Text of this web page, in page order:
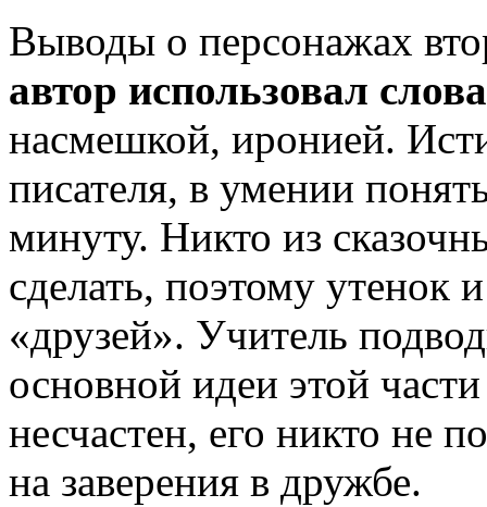
Выводы о персонажах
автор использовал
насмешкой, иронией.
писателя, в умении
минуту. Никто из
сделать, поэтому утенок
«друзей». Учитель
основной идеи этой
несчастен, его никто не
на заверения в дружбе.